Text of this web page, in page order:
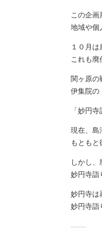
この企画
地域や個
１０月
これも廃
関ヶ原の
伊集院の
「妙円
現在、島
もともと
しかし
妙円寺詣
妙円寺は
妙円寺詣